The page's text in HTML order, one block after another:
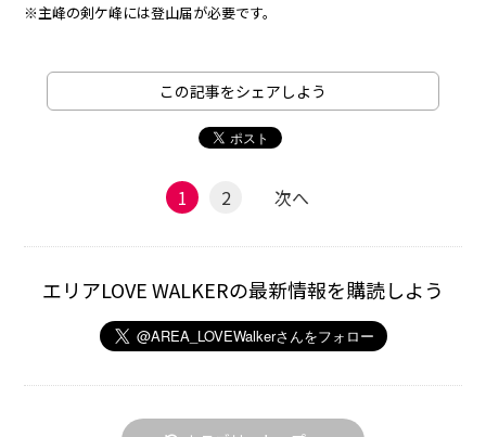
※主峰の剣ケ峰には登山届が必要です。
この記事をシェアしよう
1 2 次へ
エリアLOVE WALKERの最新情報を購読しよう